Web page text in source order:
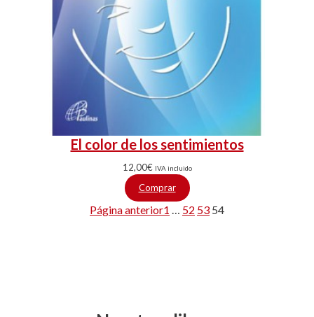
El color de los sentimientos
12,00€ IVA incluido
Comprar
Página anterior1 52 53 54